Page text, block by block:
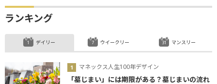
ランキング
デイリー
マネックス人生100年デザイン
「墓じまい」には期限がある？墓じまいの流れ
ウイークリー マンスリー